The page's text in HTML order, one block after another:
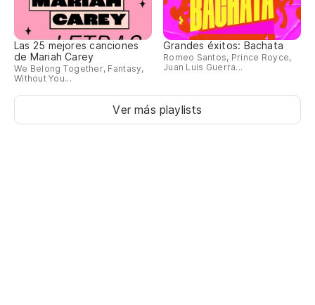
Las 25 mejores canciones
de Mariah Carey
We Belong Together, Fantasy,
Without You...
Grandes éxitos: Bachata
Romeo Santos, Prince Royce,
Juan Luis Guerra...
Ver más playlists